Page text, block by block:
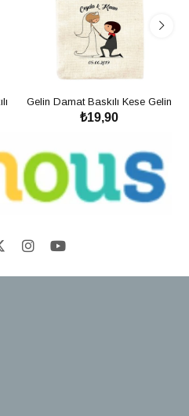
Gelin Damat Baskılı Kese Gelin
Damat
₺19,90